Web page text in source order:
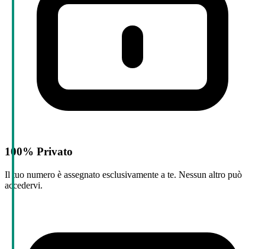
100% Privato
Il tuo numero è assegnato esclusivamente a te. Nessun altro può
accedervi.